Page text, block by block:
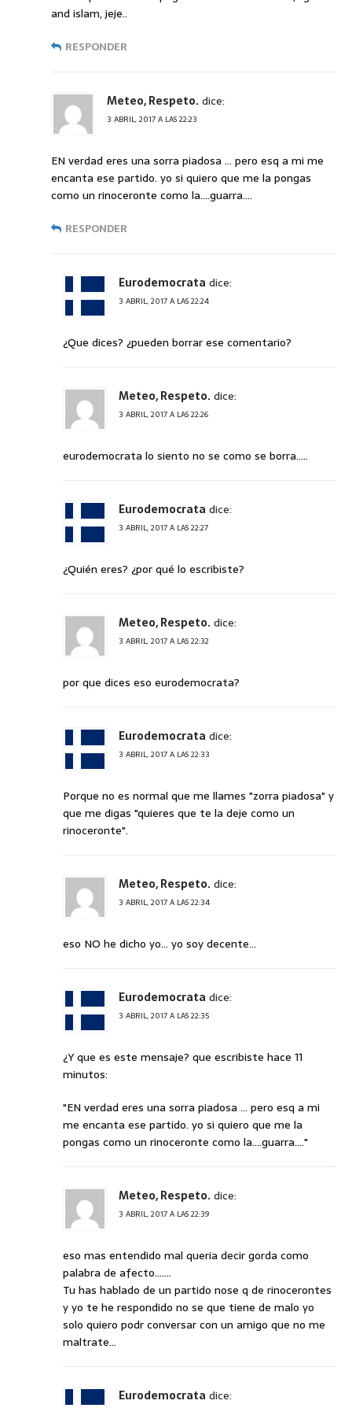
and islam, jeje..
RESPONDER
Meteo, Respeto.dice:
3 ABRIL, 2017 A LAS 22:23
EN verdad eres una sorra piadosa … pero esq a mi me
encanta ese partido. yo si quiero que me la pongas
como un rinoceronte como la….guarra….
RESPONDER
Eurodemocrata dice:
3 ABRIL, 2017 A LAS 22:24
¿Que dices? ¿pueden borrar ese comentario?
Meteo, Respeto.dice:
3 ABRIL, 2017 A LAS 22:26
eurodemocrata lo siento no se como se borra…..
Eurodemocrata dice:
3 ABRIL, 2017 A LAS 22:27
¿Quién eres? ¿por qué lo escribiste?
Meteo, Respeto.dice:
3 ABRIL, 2017 A LAS 22:32
por que dices eso eurodemocrata?
Eurodemocrata dice:
3 ABRIL, 2017 A LAS 22:33
Porque no es normal que me llames "zorra piadosa" y
que me digas "quieres que te la deje como un
rinoceronte".
Meteo, Respeto.dice:
3 ABRIL, 2017 A LAS 22:34
eso NO he dicho yo… yo soy decente…
Eurodemocrata dice:
3 ABRIL, 2017 A LAS 22:35
¿Y que es este mensaje? que escribiste hace 11
minutos:
"EN verdad eres una sorra piadosa … pero esq a mi
me encanta ese partido. yo si quiero que me la
pongas como un rinoceronte como la….guarra…."
Meteo, Respeto.dice:
3 ABRIL, 2017 A LAS 22:39
eso mas entendido mal queria decir gorda como
palabra de afecto…….
Tu has hablado de un partido nose q de rinocerontes
y yo te he respondido no se que tiene de malo yo
solo quiero podr conversar con un amigo que no me
maltrate…
Eurodemocrata dice: